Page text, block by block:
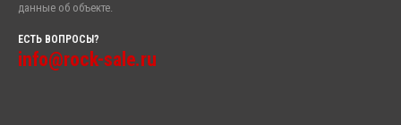
данные об объекте.
ЕСТЬ ВОПРОСЫ?
info@rock-sale.ru